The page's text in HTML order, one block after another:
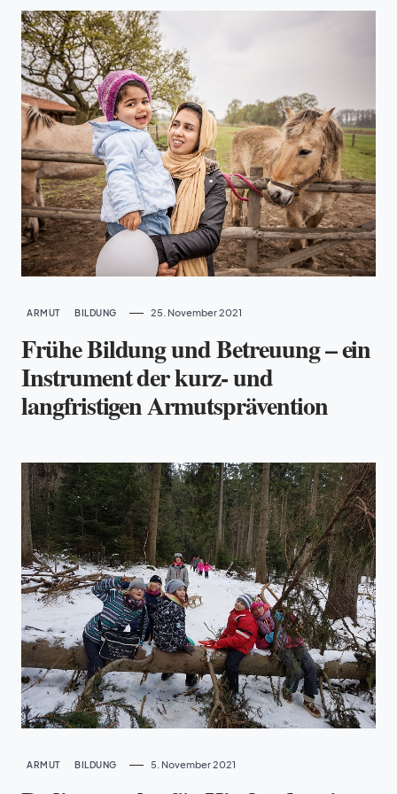
ARMUT BILDUNG 25. November 2021
Frühe Bildung und Betreuung – ein
Instrument der kurz- und
langfristigen Armutsprävention
ARMUT BILDUNG 5. November 2021